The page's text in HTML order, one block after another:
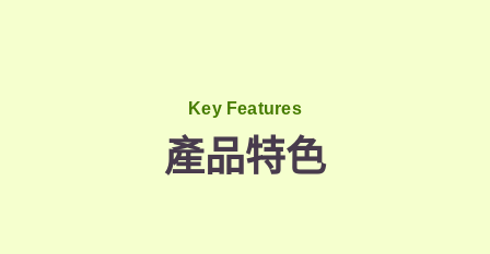
Key Features
產品特色